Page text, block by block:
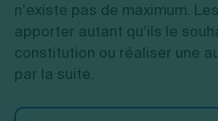
n’existe pas de maximum.
apporter autant qu’ils le
constitution ou réaliser une
par la suite.